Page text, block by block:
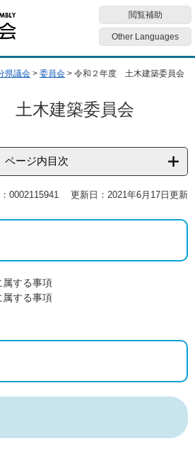
閲覧補助
Other Languages
県議会 > 委員会 > 令和２年度 土木建築委員会
土木建築委員会
ページ内目次
0002115941 更新日：2021年6月17日更新
属する事項
属する事項